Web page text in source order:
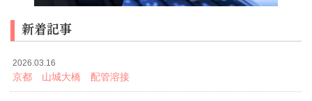
新着記事
2026.03.16
京都 山城大橋 配管溶接